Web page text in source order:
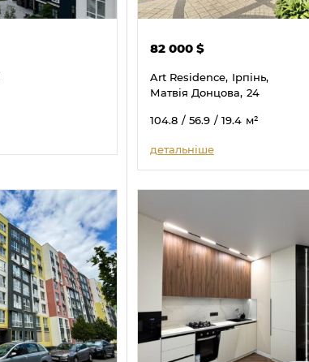
82 000 $
Art Residence, Ірпінь,
Матвія Донцова, 24
104.8 / 56.9 / 19.4 м²
детальніше